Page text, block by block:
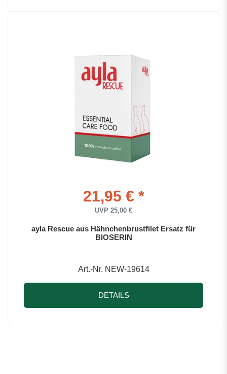
21,95 € *
UVP 25,00 €
ayla Rescue aus Hähnchenbrustfilet Ersatz für
BIOSERIN
Art.-Nr. NEW-19614
DETAILS